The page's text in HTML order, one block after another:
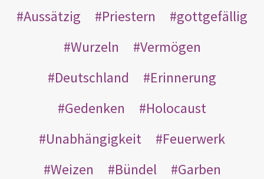
Aussätzig
Priestern
gottgefällig
Wurzeln
Vermögen
Deutschland
Erinnerung
Gedenken
Holocaust
Unabhängigkeit
Feuerwerk
Weizen
Bündel
Garben